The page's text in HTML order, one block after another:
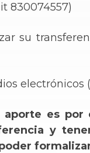
830074557)
su
electrónicos
es por
y